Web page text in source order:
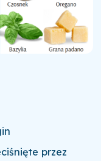
przez